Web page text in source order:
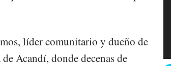
líder comunitario y dueño de
Acandí, donde decenas de